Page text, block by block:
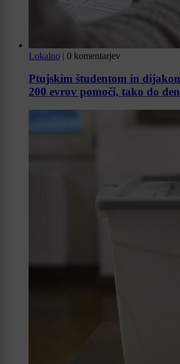
Lokalno | 0 komentarjev
Ptujskim študentom in
200 evrov pomoči, tako do